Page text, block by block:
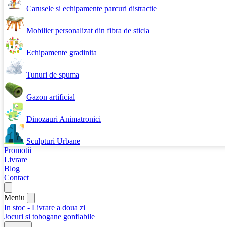
Carusele si echipamente parcuri distractie
Mobilier personalizat din fibra de sticla
Echipamente gradinita
Tunuri de spuma
Gazon artificial
Dinozauri Animatronici
Sculpturi Urbane
Promotii
Livrare
Blog
Contact
Meniu
In stoc - Livrare a doua zi
Jocuri si tobogane gonflabile